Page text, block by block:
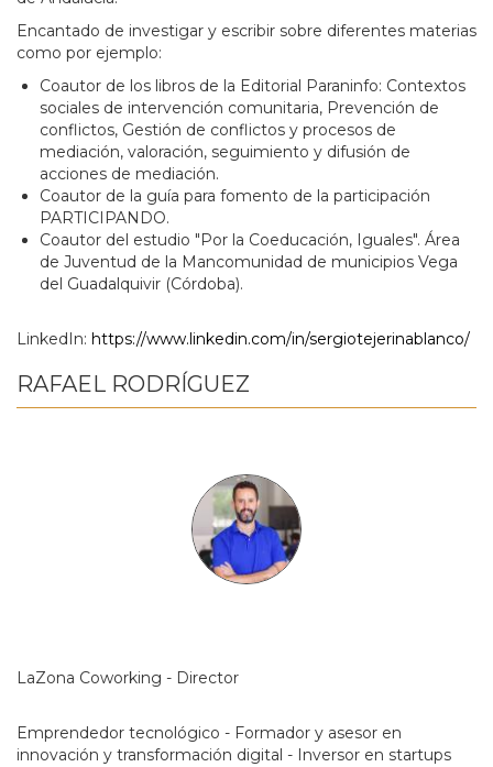
Encantado de investigar y escribir sobre diferentes materias
como por ejemplo:
Coautor de los libros de la Editorial Paraninfo: Contextos
sociales de intervención comunitaria, Prevención de
conflictos, Gestión de conflictos y procesos de
mediación, valoración, seguimiento y difusión de
acciones de mediación.
Coautor de la guía para fomento de la participación
PARTICIPANDO.
Coautor del estudio "Por la Coeducación, Iguales". Área
de Juventud de la Mancomunidad de municipios Vega
del Guadalquivir (Córdoba).
LinkedIn: https://www.linkedin.com/in/sergiotejerinablanco/
RAFAEL RODRÍGUEZ
LaZona Coworking - Director
Emprendedor tecnológico - Formador y asesor en
innovación y transformación digital - Inversor en startups